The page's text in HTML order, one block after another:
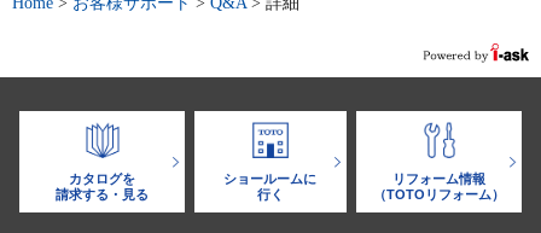
カタログを
請求する・見る
ショールームに
行く
リフォーム情報
（TOTOリフォーム）